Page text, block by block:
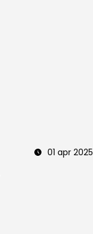
01 apr 2025